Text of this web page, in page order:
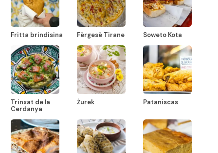
Fritta brindisina Fërgesë Tirane Soweto Kota
Trinxat de la
Cerdanya
Żurek Pataniscas